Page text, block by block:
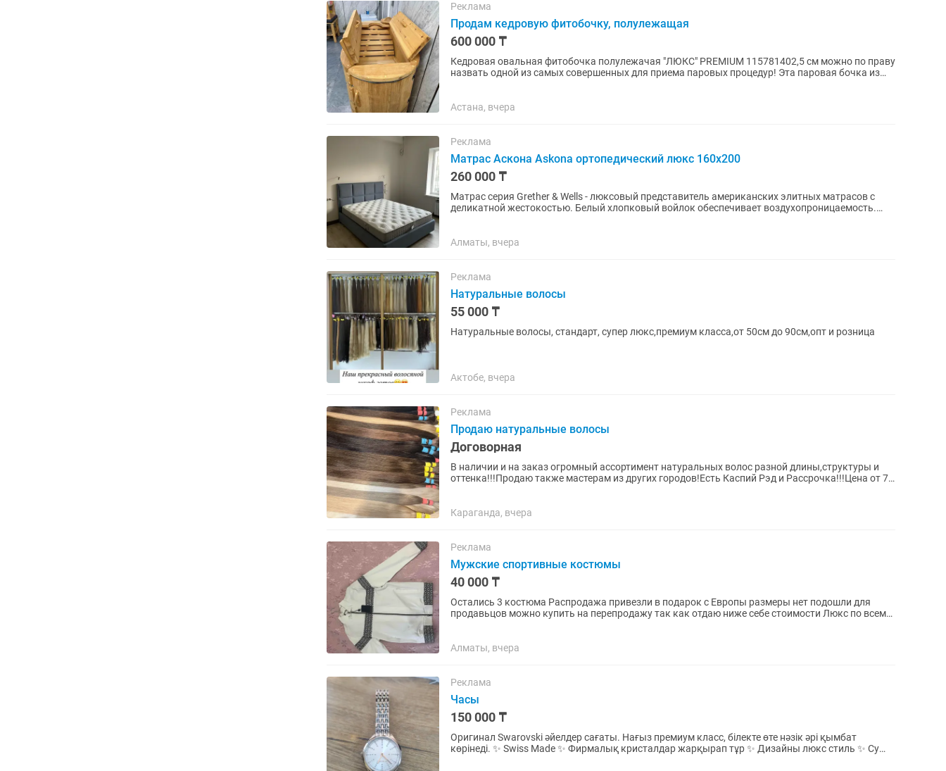
Реклама
Продам кедровую фитобочку, полулежащая
600 000 ₸
Кедровая овальная фитобочка полулежачая "ЛЮКС" PREMIUM 115781402,5 см можно по праву
назвать одной из самых совершенных для приема паровых процедур! Эта паровая бочка из
Астана, вчера
Реклама
Матрас Аскона Askona ортопедический люкс 160х200
260 000 ₸
Матрас серия Grether & Wells - люксовый представитель американских элитных матрасов с
деликатной жестокостью. Белый хлопковый войлок обеспечивает воздухопроницаемость.
Алматы, вчера
Реклама
Натуральные волосы
55 000 ₸
Натуральные волосы, стандарт, супер люкс,премиум класса,от 50см до 90см,опт и розница
Актобе, вчера
Реклама
Продаю натуральные волосы
Договорная
В наличии и на заказ огромный ассортимент натуральных волос разной длины,структуры и
оттенка!!!Продаю также мастерам из других городов!Есть Каспий Рэд и Рассрочка!!!Цена от 70
Караганда, вчера
Реклама
Мужские спортивные костюмы
40 000 ₸
Остались 3 костюма Распродажа привезли в подарок с Европы размеры нет подошли для
продавьцов можно купить на перепродажу так как отдаю ниже себе стоимости Люкс по всем
Алматы, вчера
Реклама
Часы
150 000 ₸
Оригинал Swarovski әйелдер сағаты. Нағыз премиум класс, білекте өте нәзік әрі қымбат
көрінеді. ✨ Swiss Made ✨ Фирмалық кристалдар жарқырап тұр ✨ Дизайны люкс стиль ✨ Су